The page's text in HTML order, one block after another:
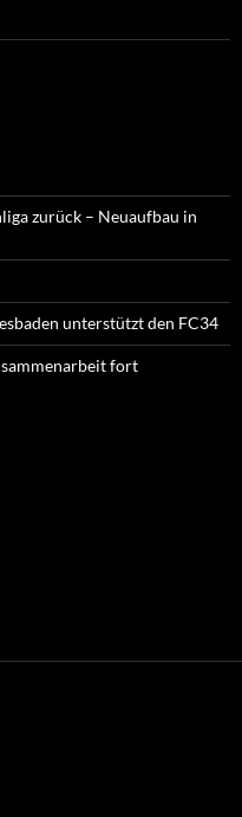
zurück – Neuaufbau in
unterstützt den FC34
fort